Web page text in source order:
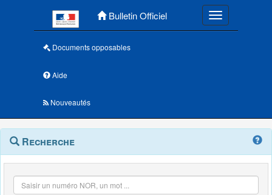
Bulletin Officiel Toggle
Documents opposables
Aide
Nouveautés
Navigation
outils
Menu
contextuel
Recherche